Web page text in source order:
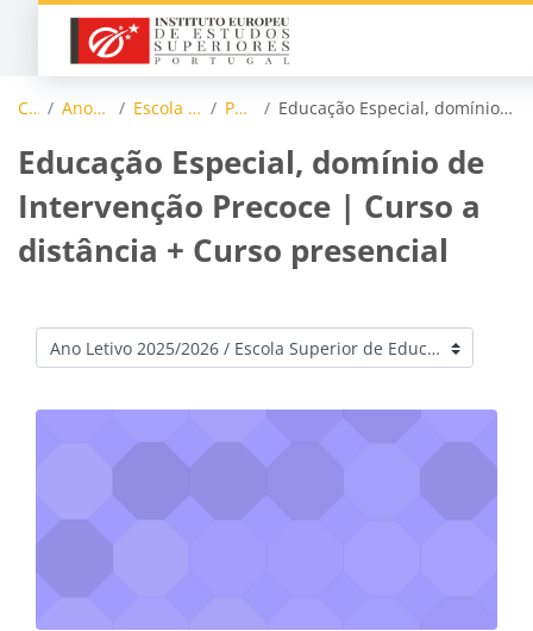
Skip to main content
Courses Ano Letivo 2025/2026 Escola Superior de Educação Pós-graduação Educação Especial, domínio de Intervenção Precoce | Curso a distância + Curso presencial
Educação Especial, domínio de
Intervenção Precoce | Curso a
distância + Curso presencial
Course categories